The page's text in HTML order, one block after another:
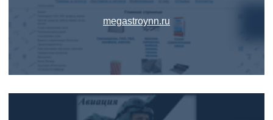
megastroynn.ru